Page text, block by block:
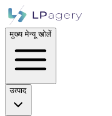
मुख्य मेन्यू खोलें
उत्पाद